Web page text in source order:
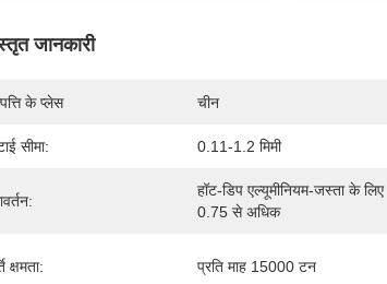
जानकारी
के प्लेस चीन
सीमा: 0.11-1.2 मिमी
हॉट-डिप एल्यूमीनियम-जस्ता के लिए
0.75 से अधिक
क्षमता: प्रति माह 15000 टन